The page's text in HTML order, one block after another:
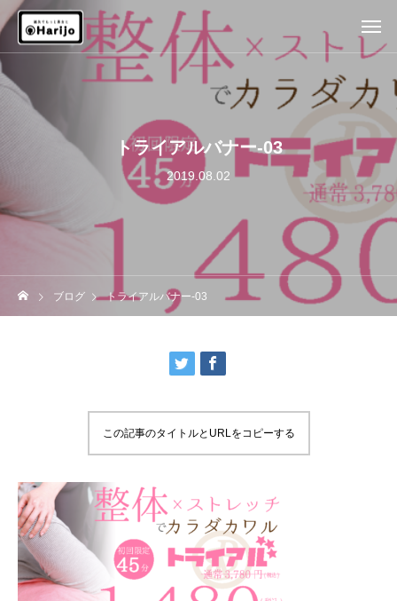
トライアルバナー-03
2019.08.02
ブログ トライアルバナー-03
この記事のタイトルとURLをコピーする